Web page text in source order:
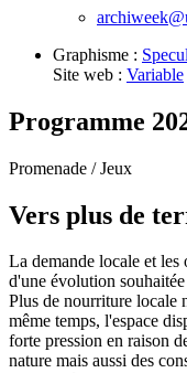
Graphisme :
Site web : Variable
Programme
Promenade /Jeux
Vers plus de
La demande locale et
d'une évolution
Plus de nourriture locale
même temps, l'espace
forte pression en raison
nature mais aussi des